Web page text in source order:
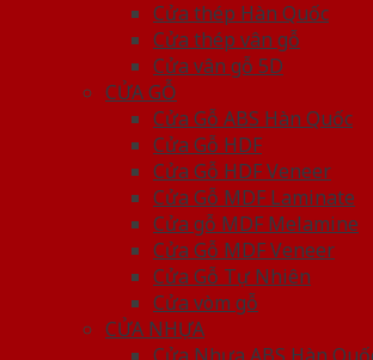
Cửa thép Hàn Quốc
Cửa thép vân gỗ
Cửa vân gỗ 5D
CỬA GỖ
Cửa Gỗ ABS Hàn Quốc
Cửa Gỗ HDF
Cửa Gỗ HDF Veneer
Cửa Gỗ MDF Laminate
Cửa gỗ MDF Melamine
Cửa Gỗ MDF Veneer
Cửa Gỗ Tự Nhiên
Cửa vòm gỗ
CỬA NHỰA
Cửa Nhựa ABS Hàn